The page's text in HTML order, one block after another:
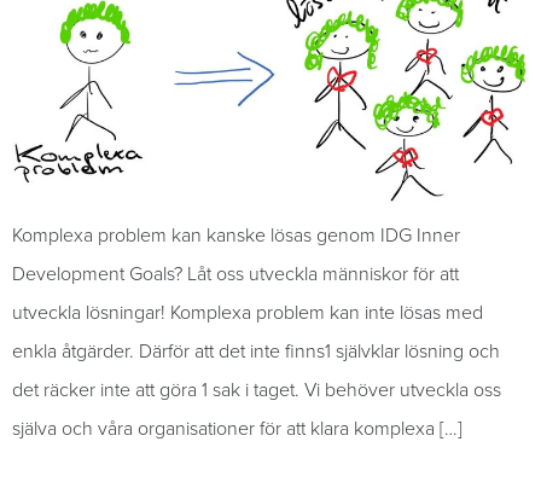
Komplexa problem kan kanske lösas genom IDG Inner
Development Goals? Låt oss utveckla människor för att
utveckla lösningar! Komplexa problem kan inte lösas med
enkla åtgärder. Därför att det inte finns1 självklar lösning och
det räcker inte att göra 1 sak i taget. Vi behöver utveckla oss
själva och våra organisationer för att klara komplexa […]